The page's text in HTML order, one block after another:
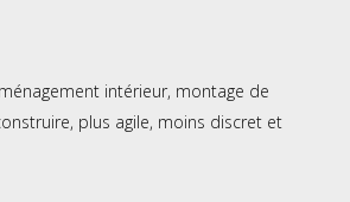
intérieur, montage de
plus agile, moins discret et